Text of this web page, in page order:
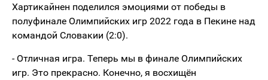
Хартикайнен поделился эмоциями от победы в
полуфинале Олимпийских игр 2022 года в Пекине над
командой Словакии (2:0).
- Отличная игра. Теперь мы в финале Олимпийских
игр. Это прекрасно. Конечно, я восхищён